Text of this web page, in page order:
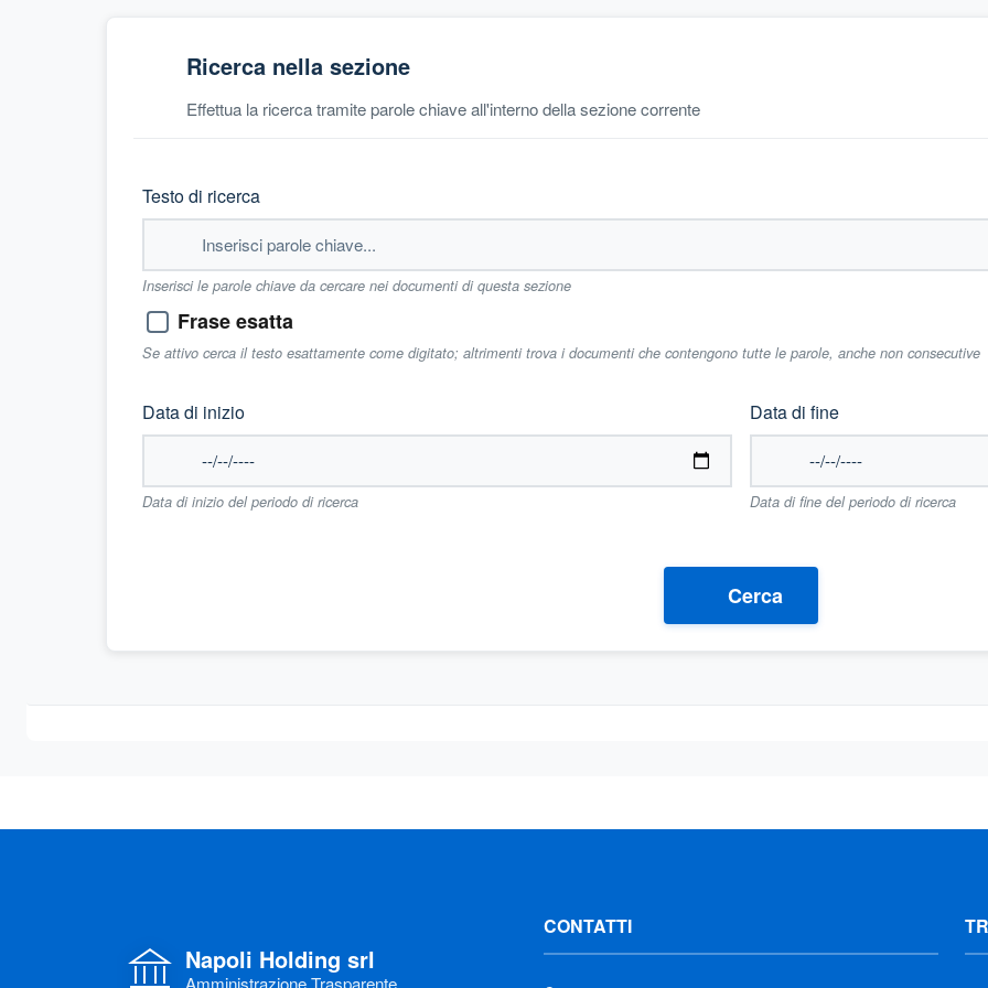
Ricerca nella sezione
Effettua la ricerca tramite parole chiave all'interno della sezione corrente
Testo di ricerca
Inserisci le parole chiave da cercare nei documenti di questa sezione
Frase esatta
Se attivo cerca il testo esattamente come digitato; altrimenti trova i documenti che contengono tutte le parole, anche non consecutive
Data di inizio
Data di inizio del periodo di ricerca
Data di fine
Data di fine del periodo di ricerca
Cerca
Napoli Holding srl
Amministrazione Trasparente
CONTATTI